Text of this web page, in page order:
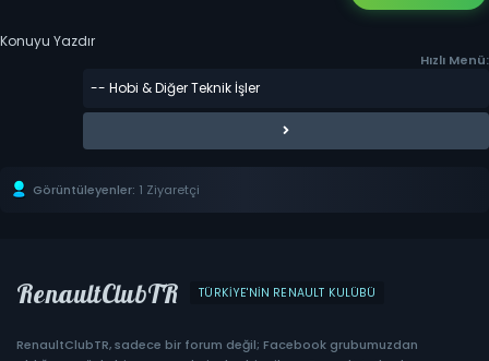
Konuyu Yazdır
Hızlı Menü:
Görüntüleyenler: 1 Ziyaretçi
RenaultClubTR TÜRKIYE'NIN RENAULT KULÜBÜ
RenaultClubTR, sadece bir forum değil; Facebook grubumuzdan